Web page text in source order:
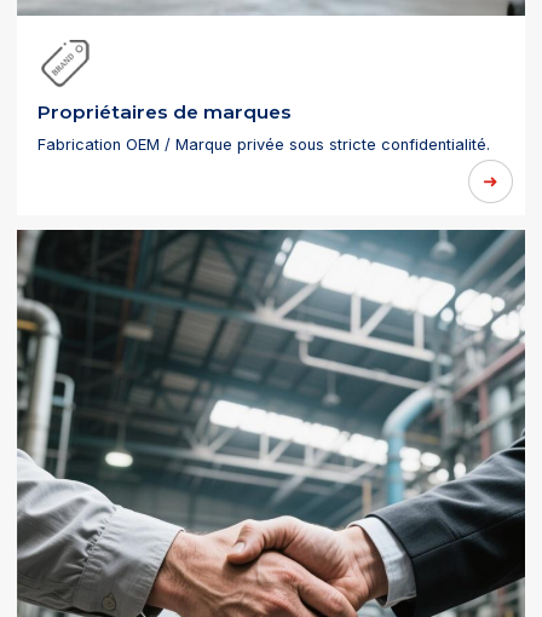
Propriétaires de marques
Fabrication OEM / Marque privée sous stricte confidentialité.